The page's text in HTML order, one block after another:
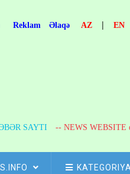
Reklam Əlaqə AZ | EN
SAYTI -- NEWS WEBSITE